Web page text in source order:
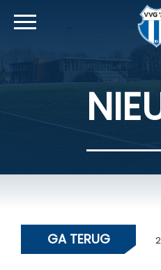
GA TERUG